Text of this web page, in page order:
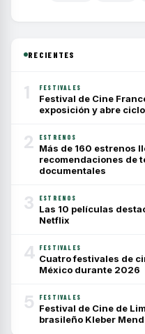
RECIENTES
1 FESTIVALES
Festival de Cine
exposición y abre
2 ESTRENOS
Más de 160 estrenos
recomendaciones de
documentales
3 ESTRENOS
Las 10 películas
Netflix
4 FESTIVALES
Cuatro festivales de
México durante 2026
5 FESTIVALES
Festival de Cine de
brasileño Kleber